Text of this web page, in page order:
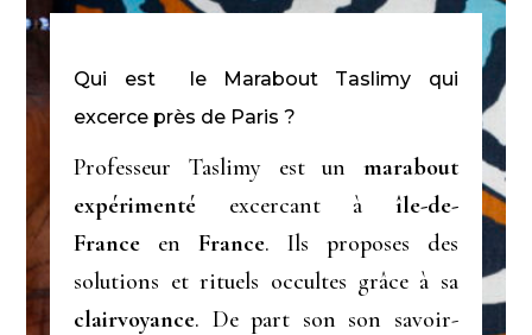
Qui est le Marabout Taslimy qui
excerce près de Paris ?
Professeur Taslimy est un marabout
expérimenté excercant à île-de-
France en France. Ils proposes des
solutions et rituels occultes grâce à sa
clairvoyance. De part son son savoir-